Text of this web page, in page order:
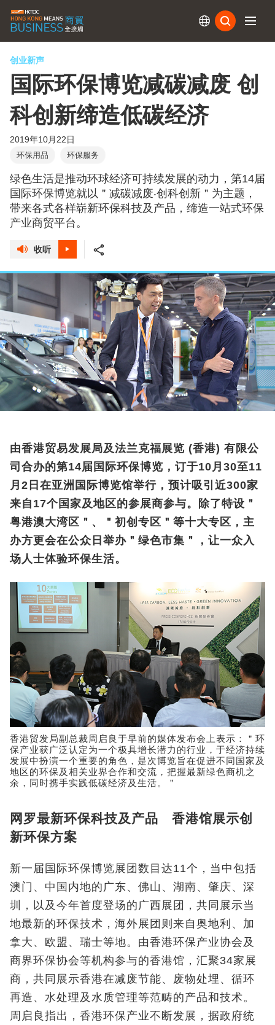
创业新声
国际环保博览减碳减废 创
科创新缔造低碳经济
2019年10月22日
环保用品 环保服务
绿色生活是推动环球经济可持续发展的动力，第14届
国际环保博览就以＂减碳减废‧创科创新＂为主题，
带来各式各样崭新环保科技及产品，缔造一站式环保
产业商贸平台。
收听
由香港贸易发展局及法兰克福展览 (香港) 有限公
司合办的第14届国际环保博览，订于10月30至11
月2日在亚洲国际博览馆举行，预计吸引近300家
来自17个国家及地区的参展商参与。除了特设＂
粤港澳大湾区＂、＂初创专区＂等十大专区，主
办方更会在公众日举办＂绿色市集＂，让一众入
场人士体验环保生活。
香港贸发局副总裁周启良于早前的媒体发布会上表示：＂环
保产业获广泛认定为一个极具增长潜力的行业，于经济持续
发展中扮演一个重要的角色，是次博览旨在促进不同国家及
地区的环保及相关业界合作和交流，把握最新绿色商机之
余，同时携手实践低碳经济及生活。＂
网罗最新环保科技及产品 香港馆展示创
新环保方案
新一届国际环保博览展团数目达11个，当中包括
澳门、中国内地的广东、佛山、湖南、肇庆、深
圳，以及今年首度登场的广西展团，共同展示当
地最新的环保技术，海外展团则来自奥地利、加
拿大、欧盟、瑞士等地。由香港环保产业协会及
商界环保协会等机构参与的香港馆，汇聚34家展
商，共同展示香港在减废节能、废物处埋、循环
再造、水处理及水质管理等范畴的产品和技术。
周启良指出，香港环保产业不断发展，据政府统